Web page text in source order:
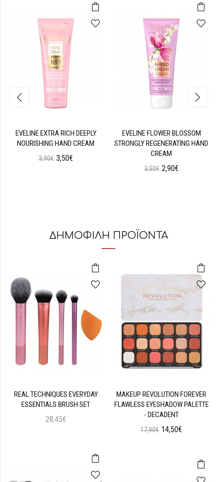
EVELINE EXTRA RICH DEEPLY
NOURISHING HAND CREAM
3,90€ 3,50€
EVELINE FLOWER BLOSSOM
STRONGLY REGENERATING HAND
CREAM
3,50€ 2,90€
ΔΗΜΟΦΙΛΗ ΠΡΟΪΟΝΤΑ
REAL TECHNIQUES EVERYDAY
ESSENTIALS BRUSH SET
28,45€
MAKEUP REVOLUTION FOREVER
FLAWLESS EYESHADOW PALETTE
- DECADENT
17,90€ 14,50€